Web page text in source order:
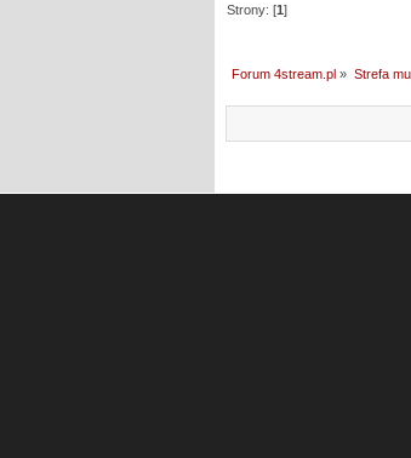
Strony: [1]
Forum 4stream.pl » Strefa